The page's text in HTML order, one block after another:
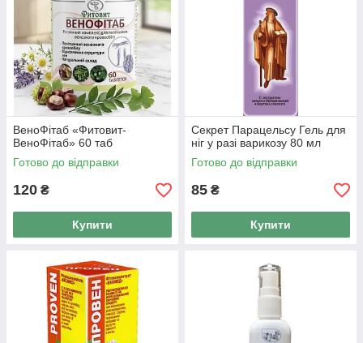
ВеноФітаб «Фитовит-
ВеноФітаб» 60 таб
Готово до відправки
120 ₴
Купити
Секрет Парацельсу Гель для
ніг у разі варикозу 80 мл
Готово до відправки
85 ₴
Купити